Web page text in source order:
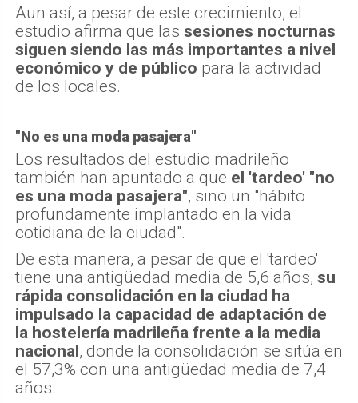
Aun así, a pesar de este crecimiento, el
estudio afirma que las sesiones nocturnas
siguen siendo las más importantes a nivel
económico y de público para la actividad
de los locales.
"No es una moda pasajera"
Los resultados del estudio madrileño
también han apuntado a que el 'tardeo' "no
es una moda pasajera", sino un "hábito
profundamente implantado en la vida
cotidiana de la ciudad".
De esta manera, a pesar de que el 'tardeo'
tiene una antigüedad media de 5,6 años, su
rápida consolidación en la ciudad ha
impulsado la capacidad de adaptación de
la hostelería madrileña frente a la media
nacional, donde la consolidación se sitúa en
el 57,3% con una antigüedad media de 7,4
años.